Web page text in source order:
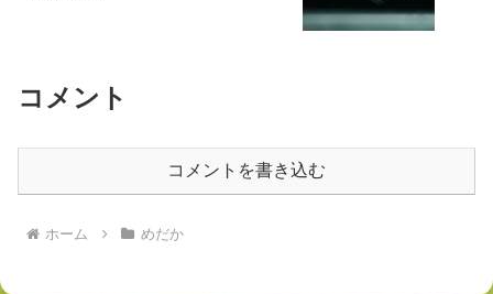
コメント
コメントを書き込む
ホーム めだか